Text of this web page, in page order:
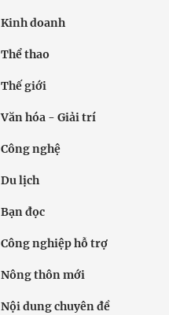
Kinh doanh
Thể thao
Thế giới
Văn hóa - Giải trí
Công nghệ
Du lịch
Bạn đọc
Công nghiệp hỗ trợ
Nông thôn mới
Nội dung chuyên đề